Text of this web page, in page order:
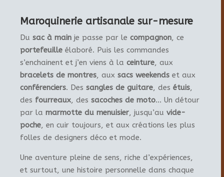
Maroquinerie artisanale sur-mesure
Du sac à main je passe par le compagnon, ce
portefeuille élaboré. Puis les commandes
s’enchainent et j’en viens à la ceinture, aux
bracelets de montres, aux sacs weekends et aux
conférenciers. Des sangles de guitare, des étuis,
des fourreaux, des sacoches de moto… Un détour
par la marmotte du menuisier, jusqu’au vide-
poche, en cuir toujours, et aux créations les plus
folles de designers déco et mode.
Une aventure pleine de sens, riche d’expériences,
et surtout, une histoire personnelle dans chaque